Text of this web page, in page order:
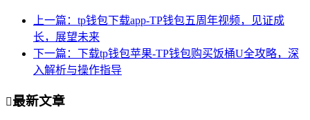
上一篇：tp钱包下载app-TP钱包五周年视频，见证成
长，展望未来
下一篇：下载tp钱包苹果-TP钱包购买饭桶U全攻略，深
入解析与操作指导
最新文章